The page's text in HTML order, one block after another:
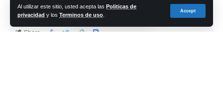
Al utilizar este sitio, usted acepta las Politicas de
privacidad y los Terminos de uso
Accept
millones de euros
Share